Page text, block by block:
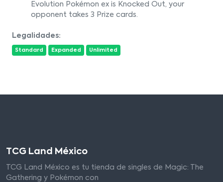
Evolution Pokémon ex is Knocked Out, your
opponent takes 3 Prize cards.
Legalidades:
Standard Expanded Unlimited
TCG Land México
TCG Land México es tu tienda de singles de Magic: The
Gathering y Pokémon con